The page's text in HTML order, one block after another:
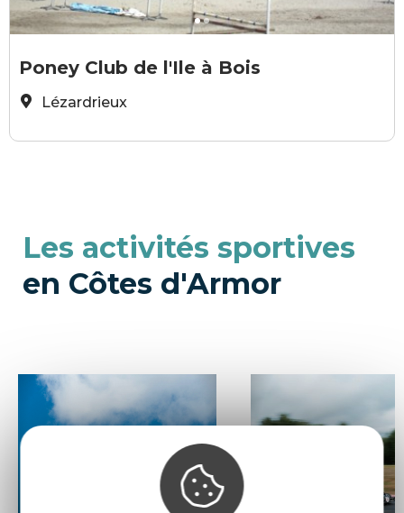
Poney Club de l'Ile à Bois
Lézardrieux
Les activités sportives
en Côtes d'Armor
Parachutisme